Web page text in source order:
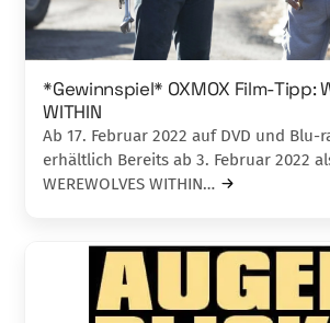
*Gewinnspiel* OXMOX Film-Tipp:
WITHIN
Ab 17. Februar 2022 auf DVD und Blu-
erhältlich Bereits ab 3. Februar 2022
WEREWOLVES WITHIN…